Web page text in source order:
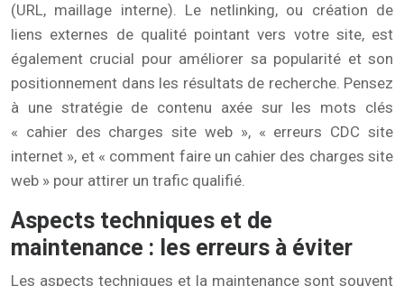
(URL, maillage interne). Le netlinking, ou création de
liens externes de qualité pointant vers votre site, est
également crucial pour améliorer sa popularité et son
positionnement dans les résultats de recherche. Pensez
à une stratégie de contenu axée sur les mots clés
« cahier des charges site web », « erreurs CDC site
internet », et « comment faire un cahier des charges site
web » pour attirer un trafic qualifié.
Aspects techniques et de
maintenance : les erreurs à éviter
Les aspects techniques et la maintenance sont souvent